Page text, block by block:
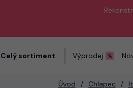
Celý sortiment Výprodej
Úvod Chlapec